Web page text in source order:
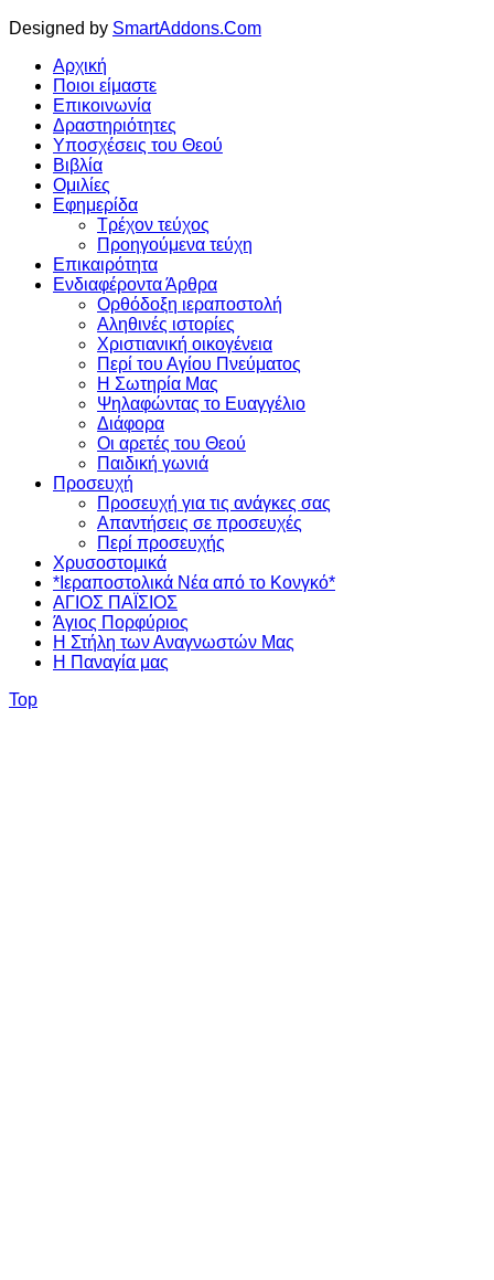
Designed by SmartAddons.Com
Αρχική
Ποιοι είμαστε
Επικοινωνία
Δραστηριότητες
Υποσχέσεις του Θεού
Βιβλία
Ομιλίες
Εφημερίδα
Τρέχον τεύχος
Προηγούμενα τεύχη
Επικαιρότητα
Ενδιαφέροντα Άρθρα
Ορθόδοξη ιεραποστολή
Αληθινές ιστορίες
Χριστιανική οικογένεια
Περί του Αγίου Πνεύματος
Η Σωτηρία Μας
Ψηλαφώντας το Ευαγγέλιο
Διάφορα
Οι αρετές του Θεού
Παιδική γωνιά
Προσευχή
Προσευχή για τις ανάγκες σας
Απαντήσεις σε προσευχές
Περί προσευχής
Χρυσοστομικά
*Ιεραποστολικά Νέα από το Κονγκό*
ΑΓΙΟΣ ΠΑΪΣΙΟΣ
Άγιος Πορφύριος
Η Στήλη των Αναγνωστών Mας
Η Παναγία μας
Top